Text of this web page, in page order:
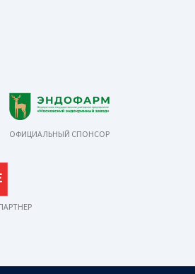
ОФИЦИАЛЬНЫЙ СПОНСОР